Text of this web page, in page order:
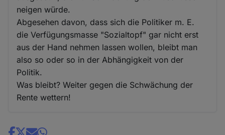
neigen würde.
Abgesehen davon, dass sich die Politiker m. E.
die Verfügungsmasse "Sozialtopf" gar nicht erst
aus der Hand nehmen lassen wollen, bleibt man
also so oder so in der Abhängigkeit von der
Politik.
Was bleibt? Weiter gegen die Schwächung der
Rente wettern!